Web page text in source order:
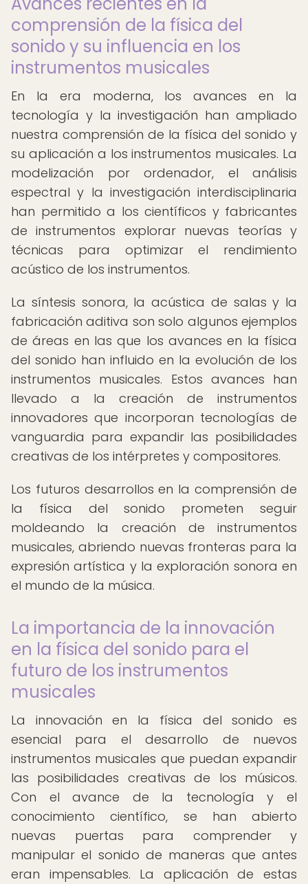
comprensión de la física del
sonido y su influencia en los
instrumentos musicales
En la era moderna, los avances en la
tecnología y la investigación han ampliado
nuestra comprensión de la física del sonido y
su aplicación a los instrumentos musicales. La
modelización por ordenador, el análisis
espectral y la investigación interdisciplinaria
han permitido a los científicos y fabricantes
de instrumentos explorar nuevas teorías y
técnicas para optimizar el rendimiento
acústico de los instrumentos.
La síntesis sonora, la acústica de salas y la
fabricación aditiva son solo algunos ejemplos
de áreas en las que los avances en la física
del sonido han influido en la evolución de los
instrumentos musicales. Estos avances han
llevado a la creación de instrumentos
innovadores que incorporan tecnologías de
vanguardia para expandir las posibilidades
creativas de los intérpretes y compositores.
Los futuros desarrollos en la comprensión de
la física del sonido prometen seguir
moldeando la creación de instrumentos
musicales, abriendo nuevas fronteras para la
expresión artística y la exploración sonora en
el mundo de la música.
La importancia de la innovación
en la física del sonido para el
futuro de los instrumentos
musicales
La innovación en la física del sonido es
esencial para el desarrollo de nuevos
instrumentos musicales que puedan expandir
las posibilidades creativas de los músicos.
Con el avance de la tecnología y el
conocimiento científico, se han abierto
nuevas puertas para comprender y
manipular el sonido de maneras que antes
eran impensables. La aplicación de estas